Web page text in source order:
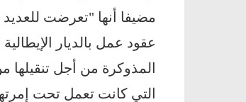
مضيفا أنها "تعرضت
عقود عمل بالديار
المذوكرة من أجل تنقيلها
التي كانت تعمل تحت